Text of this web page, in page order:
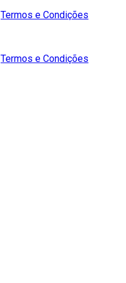
Termos e Condições
Termos e Condições